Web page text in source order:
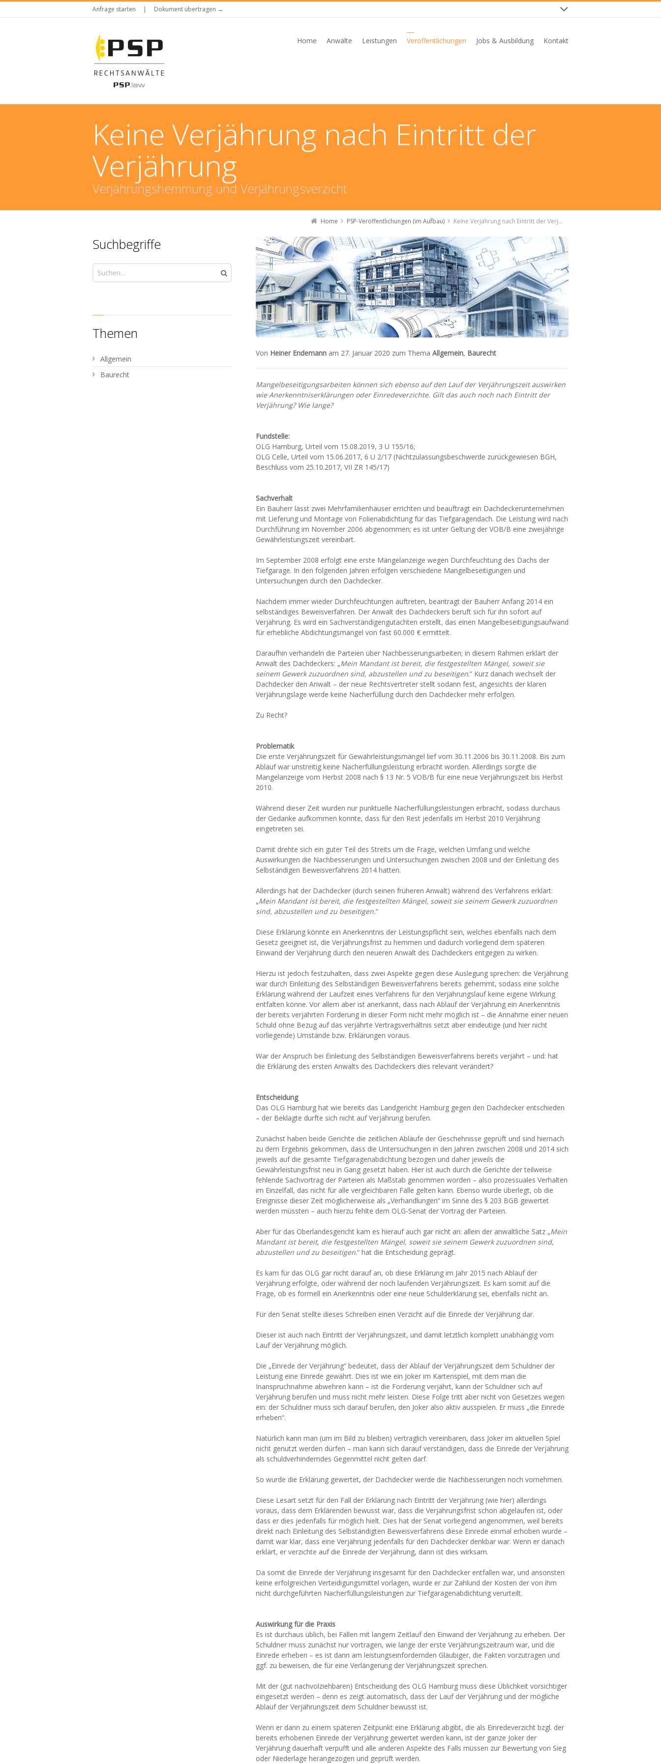
Anfrage starten | Dokument übertragen →
Home Anwälte Leistungen Veröffentlichungen Jobs & Ausbildung Kontakt
Keine Verjährung nach Eintritt der
Verjährung
Verjährungshemmung und Verjährungsverzicht
Home PSP-Veröffentlichungen (im Aufbau) Keine Verjährung nach Eintritt der Verjährung
Von Heiner Endemann am 27. Januar 2020 zum Thema Allgemein, Baurecht
Mangelbeseitigungsarbeiten können sich ebenso auf den Lauf der Verjährungszeit auswirken
wie Anerkenntniserklärungen oder Einredeverzichte. Gilt das auch noch nach Eintritt der
Verjährung? Wie lange?
Fundstelle:
OLG Hamburg, Urteil vom 15.08.2019, 3 U 155/16;
OLG Celle, Urteil vom 15.06.2017, 6 U 2/17 (Nichtzulassungsbeschwerde zurückgewiesen BGH,
Beschluss vom 25.10.2017, VII ZR 145/17)
Sachverhalt
Ein Bauherr lässt zwei Mehrfamilienhäuser errichten und beauftragt ein Dachdeckerunternehmen
mit Lieferung und Montage von Folienabdichtung für das Tiefgaragendach. Die Leistung wird nach
Durchführung im November 2006 abgenommen; es ist unter Geltung der VOB/B eine zweijährige
Gewährleistungszeit vereinbart.
Im September 2008 erfolgt eine erste Mängelanzeige wegen Durchfeuchtung des Dachs der
Tiefgarage. In den folgenden Jahren erfolgen verschiedene Mangelbeseitigungen und
Untersuchungen durch den Dachdecker.
Nachdem immer wieder Durchfeuchtungen auftreten, beantragt der Bauherr Anfang 2014 ein
selbständiges Beweisverfahren. Der Anwalt des Dachdeckers beruft sich für ihn sofort auf
Verjährung. Es wird ein Sachverständigengutachten erstellt, das einen Mangelbeseitigungsaufwand
für erhebliche Abdichtungsmängel von fast 60.000 € ermittelt.
Daraufhin verhandeln die Parteien über Nachbesserungsarbeiten; in diesem Rahmen erklärt der
Anwalt des Dachdeckers: „Mein Mandant ist bereit, die festgestellten Mängel, soweit sie
seinem Gewerk zuzuordnen sind, abzustellen und zu beseitigen.“ Kurz danach wechselt der
Dachdecker den Anwalt – der neue Rechtsvertreter stellt sodann fest, angesichts der klaren
Verjährungslage werde keine Nacherfüllung durch den Dachdecker mehr erfolgen.
Zu Recht?
Problematik
Die erste Verjährungszeit für Gewährleistungsmängel lief vom 30.11.2006 bis 30.11.2008. Bis zum
Ablauf war unstreitig keine Nacherfüllungsleistung erbracht worden. Allerdings sorgte die
Mangelanzeige vom Herbst 2008 nach § 13 Nr. 5 VOB/B für eine neue Verjährungszeit bis Herbst
2010.
Während dieser Zeit wurden nur punktuelle Nacherfüllungsleistungen erbracht, sodass durchaus
der Gedanke aufkommen konnte, dass für den Rest jedenfalls im Herbst 2010 Verjährung
eingetreten sei.
Damit drehte sich ein guter Teil des Streits um die Frage, welchen Umfang und welche
Auswirkungen die Nachbesserungen und Untersuchungen zwischen 2008 und der Einleitung des
Selbständigen Beweisverfahrens 2014 hatten.
Allerdings hat der Dachdecker (durch seinen früheren Anwalt) während des Verfahrens erklärt:
„Mein Mandant ist bereit, die festgestellten Mängel, soweit sie seinem Gewerk zuzuordnen
sind, abzustellen und zu beseitigen.“
Diese Erklärung könnte ein Anerkenntnis der Leistungspflicht sein, welches ebenfalls nach dem
Gesetz geeignet ist, die Verjährungsfrist zu hemmen und dadurch vorliegend dem späteren
Einwand der Verjährung durch den neueren Anwalt des Dachdeckers entgegen zu wirken.
Hierzu ist jedoch festzuhalten, dass zwei Aspekte gegen diese Auslegung sprechen: die Verjährung
war durch Einleitung des Selbständigen Beweisverfahrens bereits gehemmt, sodass eine solche
Erklärung während der Laufzeit eines Verfahrens für den Verjährungslauf keine eigene Wirkung
entfalten könne. Vor allem aber ist anerkannt, dass nach Ablauf der Verjährung ein Anerkenntnis
der bereits verjährten Forderung in dieser Form nicht mehr möglich ist – die Annahme einer neuen
Schuld ohne Bezug auf das verjährte Vertragsverhältnis setzt aber eindeutige (und hier nicht
vorliegende) Umstände bzw. Erklärungen voraus.
War der Anspruch bei Einleitung des Selbständigen Beweisverfahrens bereits verjährt – und: hat
die Erklärung des ersten Anwalts des Dachdeckers dies relevant verändert?
Entscheidung
Das OLG Hamburg hat wie bereits das Landgericht Hamburg gegen den Dachdecker entschieden
– der Beklagte durfte sich nicht auf Verjährung berufen.
Zunächst haben beide Gerichte die zeitlichen Abläufe der Geschehnisse geprüft und sind hiernach
zu dem Ergebnis gekommen, dass die Untersuchungen in den Jahren zwischen 2008 und 2014 sich
jeweils auf die gesamte Tiefgaragenabdichtung bezogen und daher jeweils die
Gewährleistungsfrist neu in Gang gesetzt haben. Hier ist auch durch die Gerichte der teilweise
fehlende Sachvortrag der Parteien als Maßstab genommen worden – also prozessuales Verhalten
im Einzelfall, das nicht für alle vergleichbaren Fälle gelten kann. Ebenso wurde überlegt, ob die
Ereignisse dieser Zeit möglicherweise als „Verhandlungen“ im Sinne des § 203 BGB gewertet
werden müssten – auch hierzu fehlte dem OLG-Senat der Vortrag der Parteien.
Aber für das Oberlandesgericht kam es hierauf auch gar nicht an: allein der anwaltliche Satz „Mein
Mandant ist bereit, die festgestellten Mängel, soweit sie seinem Gewerk zuzuordnen sind,
abzustellen und zu beseitigen.“ hat die Entscheidung geprägt.
Es kam für das OLG gar nicht darauf an, ob diese Erklärung im Jahr 2015 nach Ablauf der
Verjährung erfolgte, oder während der noch laufenden Verjährungszeit. Es kam somit auf die
Frage, ob es formell ein Anerkenntnis oder eine neue Schulderklärung sei, ebenfalls nicht an.
Für den Senat stellte dieses Schreiben einen Verzicht auf die Einrede der Verjährung dar.
Dieser ist auch nach Eintritt der Verjährungszeit, und damit letztlich komplett unabhängig vom
Lauf der Verjährung möglich.
Die „Einrede der Verjährung“ bedeutet, dass der Ablauf der Verjährungszeit dem Schuldner der
Leistung eine Einrede gewährt. Dies ist wie ein Joker im Kartenspiel, mit dem man die
Inanspruchnahme abwehren kann – ist die Forderung verjährt, kann der Schuldner sich auf
Verjährung berufen und muss nicht mehr leisten. Diese Folge tritt aber nicht von Gesetzes wegen
ein: der Schuldner muss sich darauf berufen, den Joker also aktiv ausspielen. Er muss „die Einrede
erheben“.
Natürlich kann man (um im Bild zu bleiben) vertraglich vereinbaren, dass Joker im aktuellen Spiel
nicht genutzt werden dürfen – man kann sich darauf verständigen, dass die Einrede der Verjährung
als schuldverhinderndes Gegenmittel nicht gelten darf.
So wurde die Erklärung gewertet, der Dachdecker werde die Nachbesserungen noch vornehmen.
Diese Lesart setzt für den Fall der Erklärung nach Eintritt der Verjährung (wie hier) allerdings
voraus, dass dem Erklärenden bewusst war, dass die Verjährungsfrist schon abgelaufen ist, oder
dass er dies jedenfalls für möglich hielt. Dies hat der Senat vorliegend angenommen, weil bereits
direkt nach Einleitung des Selbständigten Beweisverfahrens diese Einrede einmal erhoben wurde –
damit war klar, dass eine Verjährung jedenfalls für den Dachdecker denkbar war. Wenn er danach
erklärt, er verzichte auf die Einrede der Verjährung, dann ist dies wirksam.
Da somit die Einrede der Verjährung insgesamt für den Dachdecker entfallen war, und ansonsten
keine erfolgreichen Verteidigungsmittel vorlagen, wurde er zur Zahlund der Kosten der von ihm
nicht durchgeführten Nacherfüllungsleistungen zur Tiefgaragenabdichtung verurteilt.
Auswirkung für die Praxis
Es ist durchaus üblich, bei Fällen mit langem Zeitlauf den Einwand der Verjährung zu erheben. Der
Schuldner muss zunächst nur vortragen, wie lange der erste Verjährungszeitraum war, und die
Einrede erheben – es ist dann am leistungseinfordernden Gläubiger, die Fakten vorzutragen und
ggf. zu beweisen, die für eine Verlängerung der Verjährungszeit sprechen.
Mit der (gut nachvolziehbaren) Entscheidung des OLG Hamburg muss diese Üblichkeit vorsichtiger
eingesetzt werden – denn es zeigt automatisch, dass der Lauf der Verjährung und der mögliche
Ablauf der Verjährungszeit dem Schuldner bewusst ist.
Wenn er dann zu einem späteren Zeitpunkt eine Erklärung abgibt, die als Einredeverzicht bzgl. der
bereits erhobenen Einrede der Verjährung gewertet werden kann, ist der ganze Joker der
Verjährung dauerhaft verpufft und alle anderen Aspekte des Falls müssen zur Bewertung von Sieg
oder Niederlage herangezogen und geprüft werden.
Suchbegriffe
Themen
Allgemein
Baurecht